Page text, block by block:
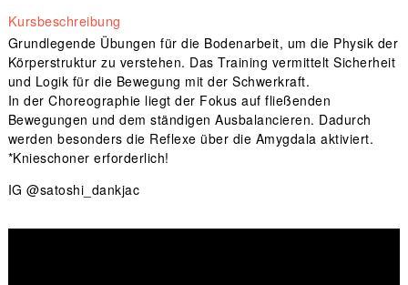
Kursbeschreibung
Grundlegende Übungen für die Bodenarbeit, um die Physik der
Körperstruktur zu verstehen. Das Training vermittelt Sicherheit
und Logik für die Bewegung mit der Schwerkraft.
In der Choreographie liegt der Fokus auf fließenden
Bewegungen und dem ständigen Ausbalancieren. Dadurch
werden besonders die Reflexe über die Amygdala aktiviert.
*Knieschoner erforderlich!
IG@satoshi_dankjac